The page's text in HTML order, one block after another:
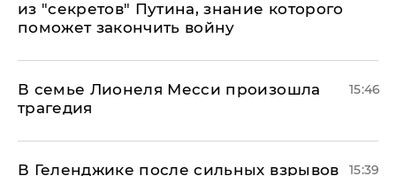
из "секретов" Путина, знание которого
поможет закончить войну
В семье Лионеля Месси произошла
трагедия
15:46
В Геленджике после сильных взрывов
15:39